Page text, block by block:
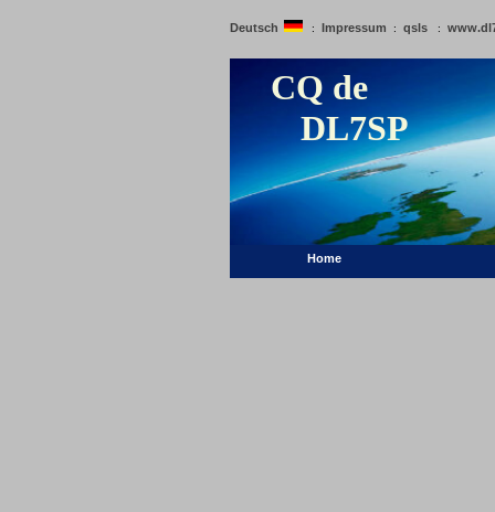
Deutsch : Impressum : qsls :
CQ de
DL7SP
Home